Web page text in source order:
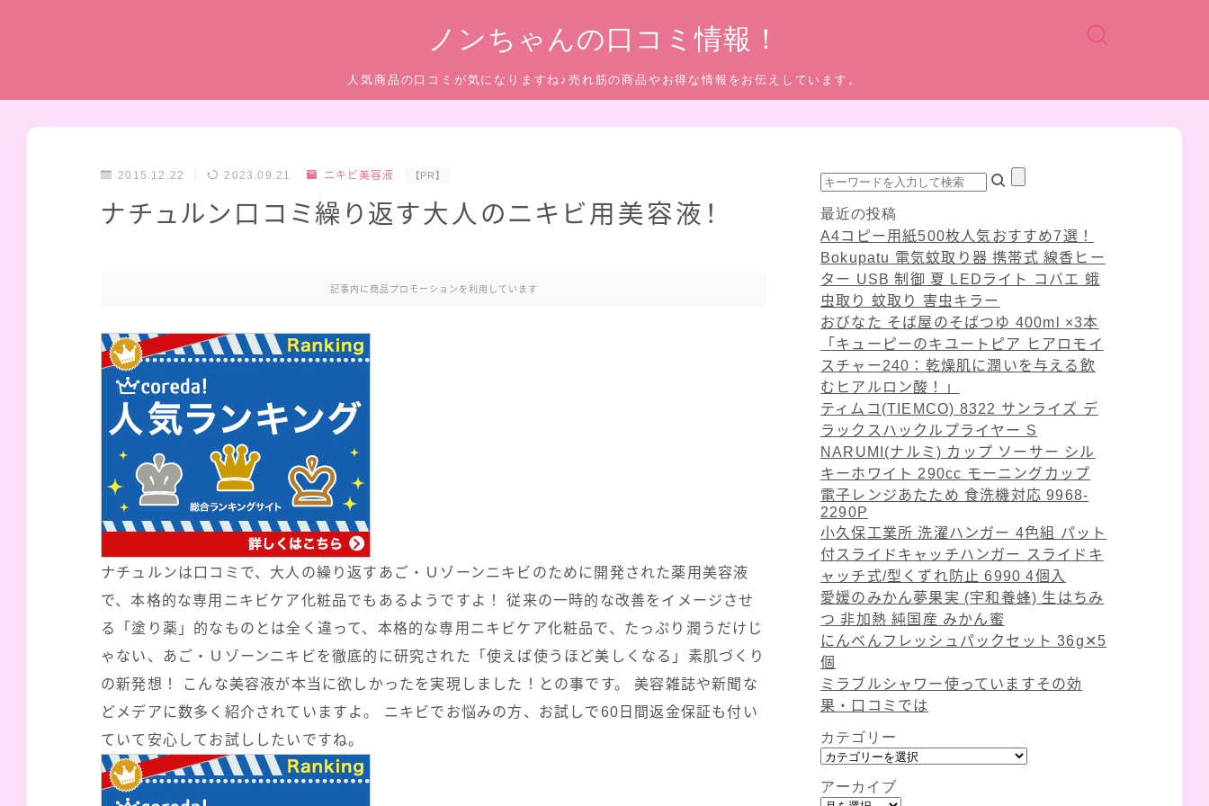
ノンちゃんの口コミ情報！
人気商品の口コミが気になりますね♪売れ筋の商品やお得な情報をお伝えしています。
2015.12.22 2023.09.21 ニキビ美容液 【PR】
ナチュルン口コミ繰り返す大人のニキビ用美容液！
記事内に商品プロモーションを利用しています
ナチュルンは口コミで、大人の繰り返すあご・Ｕゾーンニキビのために開発された薬用美容液
で、本格的な専用ニキビケア化粧品でもあるようですよ！ 従来の一時的な改善をイメージさせ
る「塗り薬」的なものとは全く違って、本格的な専用ニキビケア化粧品で、たっぷり潤うだけじ
ゃない、あご・Ｕゾーンニキビを徹底的に研究された「使えば使うほど美しくなる」素肌づくり
の新発想！ こんな美容液が本当に欲しかったを実現しました！との事です。 美容雑誌や新聞な
どメデアに数多く紹介されていますよ。 ニキビでお悩みの方、お試しで60日間返金保証も付い
ていて安心してお試ししたいですね。
最近の投稿
A4コピー用紙500枚人気おすすめ7選！
Bokupatu 電気蚊取り器 携帯式 線香ヒー
ター USB 制御 夏 LEDライト コバエ 蛾
虫取り 蚊取り 害虫キラー
おびなた そば屋のそばつゆ 400ml ×3本
「キューピーのキユートピア ヒアロモイ
スチャー240：乾燥肌に潤いを与える飲
むヒアルロン酸！」
ティムコ(TIEMCO) 8322 サンライズ デ
ラックスハックルプライヤー S
NARUMI(ナルミ) カップ ソーサー シル
キーホワイト 290cc モーニングカップ
電子レンジあたため 食洗機対応 9968-
2290P
小久保工業所 洗濯ハンガー 4色組 パット
付スライドキャッチハンガー スライドキ
ャッチ式/型くずれ防止 6990 4個入
愛媛のみかん夢果実 (宇和養蜂) 生はちみ
つ 非加熱 純国産 みかん蜜
にんべんフレッシュパックセット 36g✕5
個
ミラブルシャワー使っていますその効
果・口コミでは
カテゴリー
カ
テ
ゴ
アーカイブ